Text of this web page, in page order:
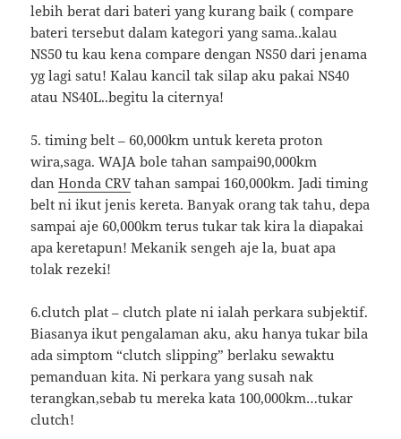
lebih berat dari bateri yang kurang baik ( compare
bateri tersebut dalam kategori yang sama..kalau
NS50 tu kau kena compare dengan NS50 dari jenama
yg lagi satu! Kalau kancil tak silap aku pakai NS40
atau NS40L..begitu la citernya!
5. timing belt – 60,000km untuk kereta proton
wira,saga. WAJA bole tahan sampai90,000km
danHonda CRV tahan sampai 160,000km. Jadi timing
belt ni ikut jenis kereta. Banyak orang tak tahu, depa
sampai aje 60,000km terus tukar tak kira la diapakai
apa keretapun! Mekanik sengeh aje la, buat apa
tolak rezeki!
6.clutch plat – clutch plate ni ialah perkara subjektif.
Biasanya ikut pengalaman aku, aku hanya tukar bila
ada simptom “clutch slipping” berlaku sewaktu
pemanduan kita. Ni perkara yang susah nak
terangkan,sebab tu mereka kata 100,000km…tukar
clutch!